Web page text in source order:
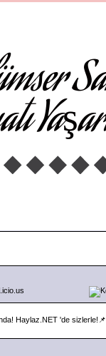
Haylaz.NET 'de sizlerle!📌